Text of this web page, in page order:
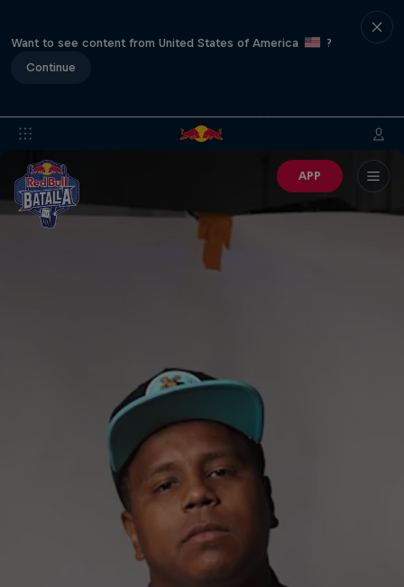
Want to see content from United States of America
?
Continue
APP